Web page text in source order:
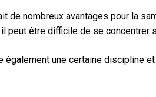
de nombreux avantages pour la
peut être difficile de se
également une certaine discipline